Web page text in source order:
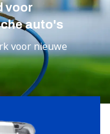
voor
auto's
voor nieuwe